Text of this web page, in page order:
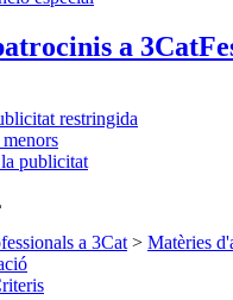
a 3Cat
restringida
publicitat
a 3Cat > Matèries